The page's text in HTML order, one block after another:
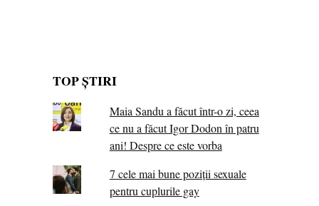
TOP ȘTIRI
Maia Sandu a făcut într-o zi, ceea
ce nu a făcut Igor Dodon în patru
ani! Despre ce este vorba
7 cele mai bune poziții sexuale
pentru cuplurile gay